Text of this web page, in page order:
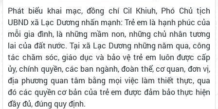
Phát biểu khai mạc, đồng chí Cil Khiuh, Phó Chủ tịch
UBND xã Lạc Dương nhấn mạnh: Trẻ em là hạnh phúc của
mỗi gia đình, là những mầm non, những chủ nhân tương
lai của đất nước. Tại xã Lạc Dương những năm qua, công
tác chăm sóc, giáo dục và bảo vệ trẻ em luôn được cấp
ủy, chính quyền, các ban ngành, đoàn thể, cơ quan, đơn vị,
địa phương quan tâm bằng mọi việc làm thiết thực, qua
đó các quyền cơ bản của trẻ em được đảm bảo thực hiện
đầy đủ, đúng quy định.